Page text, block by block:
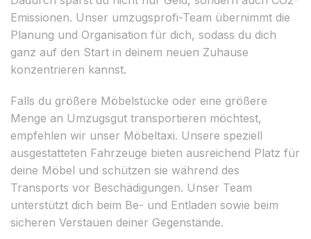
Emissionen. Unser umzugsprofi-Team übernimmt die
Planung und Organisation für dich, sodass du dich
ganz auf den Start in deinem neuen Zuhause
konzentrieren kannst.
Falls du größere Möbelstücke oder eine größere
Menge an Umzugsgut transportieren möchtest,
empfehlen wir unser Möbeltaxi. Unsere speziell
ausgestatteten Fahrzeuge bieten ausreichend Platz für
deine Möbel und schützen sie während des
Transports vor Beschädigungen. Unser Team
unterstützt dich beim Be- und Entladen sowie beim
sicheren Verstauen deiner Gegenstände.